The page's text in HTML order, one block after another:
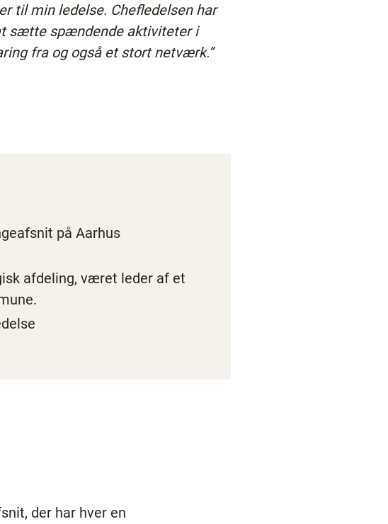
til min ledelse. Chefledelsen har
sætte spændende aktiviteter i
fra og også et stort netværk.”
på Aarhus
afdeling, været leder af et
der har hver en